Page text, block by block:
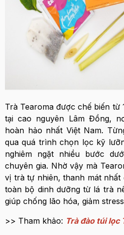
Trà Tearoma được chế biến từ
tại cao nguyên Lâm Đồng,
hoàn hảo nhất Việt Nam.
qua quá trình chọn lọc kỹ
nghiêm ngặt nhiều bước
chuyên gia. Nhờ vậy mà
vị trà tự nhiên, thanh mát nhất
toàn bộ dinh dưỡng từ lá trà
giúp chống lão hóa, giảm
>> Tham khảo: Trà đào túi lọc